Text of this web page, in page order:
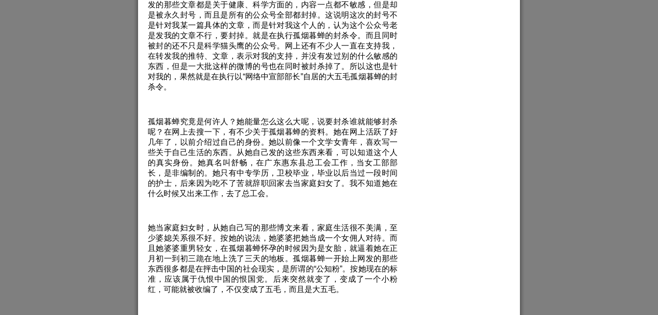
发的那些文章都是关于健康、科学方面的，内容一点都不敏感，但是却
是被永久封号，而且是所有的公众号全部都封掉。这说明这次的封号不
是针对我某一篇具体的文章，而是针对我这个人的，认为这个公众号老
是发我的文章不行，要封掉。就是在执行孤烟暮蝉的封杀令。而且同时
被封的还不只是科学猫头鹰的公众号。网上还有不少人一直在支持我，
在转发我的推特、文章，表示对我的支持，并没有发过别的什么敏感的
东西，但是一大批这样的微博的号也在同时被封杀掉了。所以这也是针
对我的，果然就是在执行以“网络中宣部部长”自居的大五毛孤烟暮蝉的封
杀令。
孤烟暮蝉究竟是何许人？她能量怎么这么大呢，说要封杀谁就能够封杀
呢？在网上去搜一下，有不少关于孤烟暮蝉的资料。她在网上活跃了好
几年了，以前介绍过自己的身份。她以前像一个文学女青年，喜欢写一
些关于自己生活的东西。从她自己发的这些东西来看，可以知道这个人
的真实身份。她真名叫舒畅，在广东惠东县总工会工作，当女工部部
长，是非编制的。她只有中专学历，卫校毕业，毕业以后当过一段时间
的护士，后来因为吃不了苦就辞职回家去当家庭妇女了。我不知道她在
什么时候又出来工作，去了总工会。
她当家庭妇女时，从她自己写的那些博文来看，家庭生活很不美满，至
少婆媳关系很不好。按她的说法，她婆婆把她当成一个女佣人对待。而
且她婆婆重男轻女，在孤烟暮蝉怀孕的时候因为是女胎，就逼着她在正
月初一到初三跪在地上洗了三天的地板。孤烟暮蝉一开始上网发的那些
东西很多都是在抨击中国的社会现实，是所谓的“公知粉”。按她现在的标
准，应该属于仇恨中国的恨国党。后来突然就变了，变成了一个小粉
红，可能就被收编了，不仅变成了五毛，而且是大五毛。